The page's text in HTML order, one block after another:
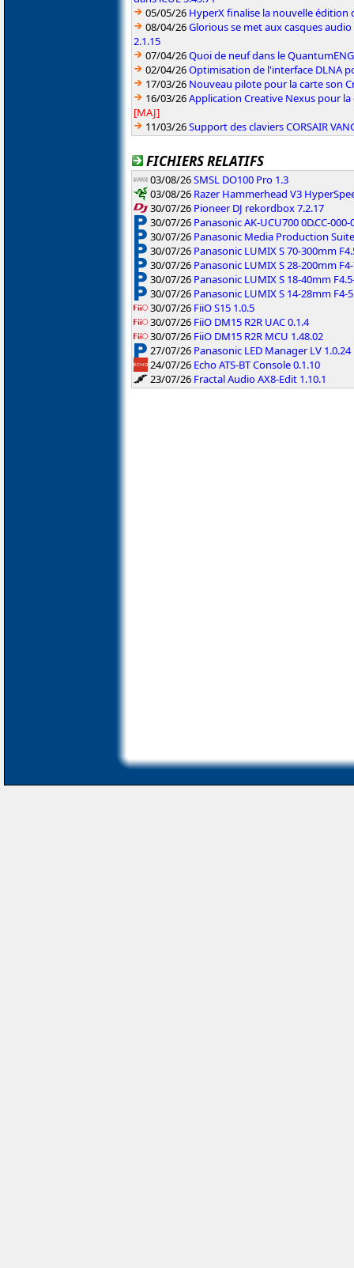
05/05/26 HyperX finalise la nouvelle édition
08/04/26Glorious se met aux casques audio
2.1.15
07/04/26Quoi de neuf dans le
02/04/26Optimisation de l'interface DLNA
17/03/26 Nouveau pilote pour la carte son
16/03/26Application Creative Nexus pour
[MAJ]
11/03/26Support des claviers CORSAIR
FICHIERS RELATIFS
03/08/26SMSL DO100 Pro 1.3
03/08/26 Razer Hammerhead V3
30/07/26 Pioneer DJ rekordbox 7.2.17
30/07/26 Panasonic AK-UCU700 0D.CC-
30/07/26 Panasonic Media Production
30/07/26 Panasonic LUMIX S 70-300mm
30/07/26 Panasonic LUMIX S 28-200mm
30/07/26 Panasonic LUMIX S 18-40mm
30/07/26 Panasonic LUMIX S 14-28mm F4-
30/07/26 FiiO S15 1.0.5
30/07/26 FiiO DM15 R2R UAC 0.1.4
30/07/26 FiiO DM15 R2R MCU 1.48.02
27/07/26 Panasonic LED Manager LV 1.0.24
24/07/26 Echo ATS-BT Console 0.1.10
23/07/26 Fractal Audio AX8-Edit 1.10.1